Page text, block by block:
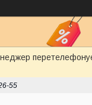
перетелефонує
55